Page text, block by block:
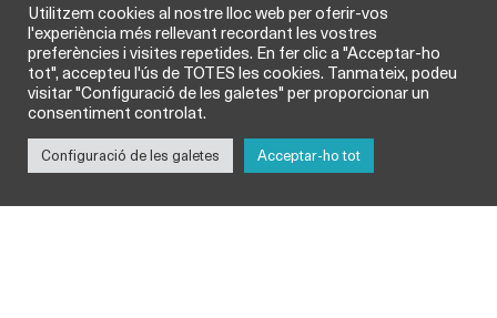
Soci Col·laborador
Utilitzem cookies al nostre lloc web per oferir-vos
l'experiència més rellevant recordant les vostres
preferències i visites repetides. En fer clic a "Acceptar-ho
tot", accepteu l'ús de TOTES les cookies. Tanmateix, podeu
visitar "Configuració de les galetes" per proporcionar un
consentiment controlat.
Configuració de les galetes Acceptar-ho tot